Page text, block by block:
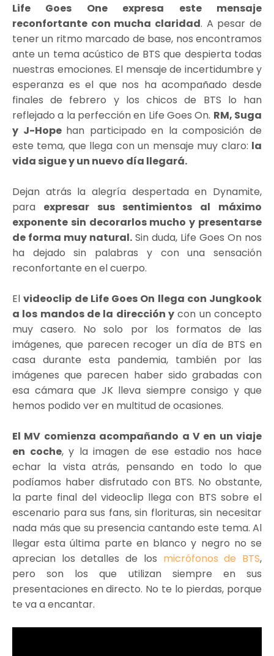
Life Goes One expresa este mensaje
reconfortante con mucha claridad. A pesar de
tener un ritmo marcado de base, nos encontramos
ante un tema acústico de BTS que despierta todas
nuestras emociones. El mensaje de incertidumbre y
esperanza es el que nos ha acompañado desde
finales de febrero y los chicos de BTS lo han
reflejado a la perfección en Life Goes On. RM, Suga
y J-Hope han participado en la composición de
este tema, que llega con un mensaje muy claro: la
vida sigue y un nuevo día llegará.
Dejan atrás la alegría despertada en Dynamite,
para expresar sus sentimientos al máximo
exponente sin decorarlos mucho y presentarse
de forma muy natural. Sin duda, Life Goes On nos
ha dejado sin palabras y con una sensación
reconfortante en el cuerpo.
Elvideoclip de Life Goes On llega con Jungkook
a los mandos de la dirección y con un concepto
muy casero. No solo por los formatos de las
imágenes, que parecen recoger un día de BTS en
casa durante esta pandemia, también por las
imágenes que parecen haber sido grabadas con
esa cámara que JK lleva siempre consigo y que
hemos podido ver en multitud de ocasiones.
El MV comienza acompañando a V en un viaje
en coche, y la imagen de ese estadio nos hace
echar la vista atrás, pensando en todo lo que
podíamos haber disfrutado con BTS. No obstante,
la parte final del videoclip llega con BTS sobre el
escenario para sus fans, sin florituras, sin necesitar
nada más que su presencia cantando este tema. Al
llegar esta última parte en blanco y negro no se
aprecian los detalles de los micrófonos de BTS,
pero son los que utilizan siempre en sus
presentaciones en directo. No te lo pierdas, porque
te va a encantar.